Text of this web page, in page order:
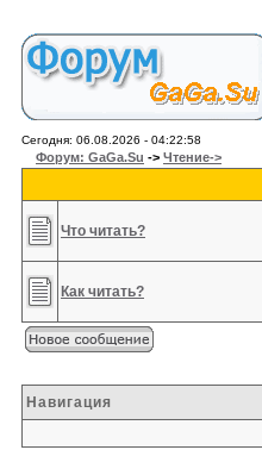
Сегодня: 06.08.2026 - 04:22:58
Форум: GaGa.Su -> Чтение->
Что читать?
Как читать?
Навигация